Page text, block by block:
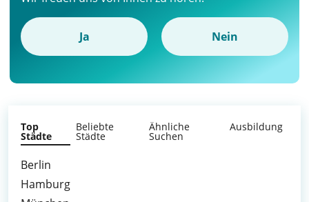
Ja Nein
Top
Städte
Beliebte
Städte
Ähnliche
Suchen
Ausbildung
Berlin
Hamburg